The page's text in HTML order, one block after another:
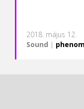
2018. május 12.
Sound |